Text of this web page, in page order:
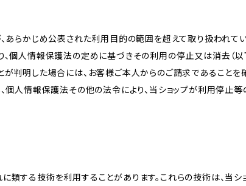
、あらかじめ公表された利用目的の範囲を超えて取り扱われ
個人情報保護法の定めに基づきその利用の停止又は消去（以
が判明した場合には、お客様ご本人からのご請求であること
個人情報保護法その他の法令により、当ショップが利用停止
類する技術を利用することがあります。これらの技術は、当